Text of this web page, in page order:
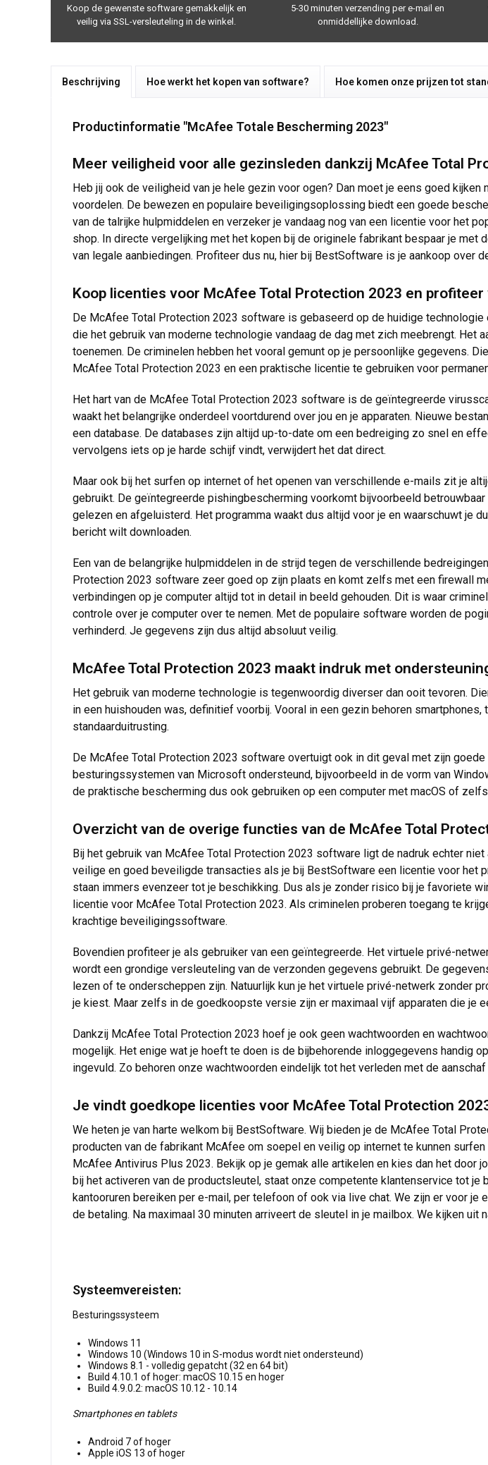
Koop de gewenste software gemakkelijk en
veilig via SSL-versleuteling in de winkel.
5-30 minuten verzending per e-mail en
onmiddellijke download.
Beschrijving Hoe werkt het kopen van software? Hoe komen onze prijzen tot
Productinformatie "McAfee Totale Bescherming 2023"
Meer veiligheid voor alle gezinsleden dankzij McAfee Total
Heb jij ook de veiligheid van je hele gezin voor ogen? Dan moet je eens goed
voordelen. De bewezen en populaire beveiligingsoplossing biedt een goede
van de talrijke hulpmiddelen en verzeker je vandaag nog van een licentie voor het
shop. In directe vergelijking met het kopen bij de originele fabrikant bespaar je
van legale aanbiedingen. Profiteer dus nu, hier bij BestSoftware is je aankoop over
Koop licenties voor McAfee Total Protection 2023 en
De McAfee Total Protection 2023 software is gebaseerd op de huidige
die het gebruik van moderne technologie vandaag de dag met zich meebrengt. Het
toenemen. De criminelen hebben het vooral gemunt op je persoonlijke gegevens.
McAfee Total Protection 2023 en een praktische licentie te gebruiken voor
Het hart van de McAfee Total Protection 2023 software is de geïntegreerde
waakt het belangrijke onderdeel voortdurend over jou en je apparaten. Nieuwe
een database. De databases zijn altijd up-to-date om een bedreiging zo snel en
vervolgens iets op je harde schijf vindt, verwijdert het dat direct.
Maar ook bij het surfen op internet of het openen van verschillende e-mails zit je
gebruikt. De geïntegreerde pishingbescherming voorkomt bijvoorbeeld
gelezen en afgeluisterd. Het programma waakt dus altijd voor je en waarschuwt je
bericht wilt downloaden.
Een van de belangrijke hulpmiddelen in de strijd tegen de verschillende
Protection 2023 software zeer goed op zijn plaats en komt zelfs met een firewall
verbindingen op je computer altijd tot in detail in beeld gehouden. Dit is waar
controle over je computer over te nemen. Met de populaire software worden de
verhinderd. Je gegevens zijn dus altijd absoluut veilig.
McAfee Total Protection 2023 maakt indruk met
Het gebruik van moderne technologie is tegenwoordig diverser dan ooit tevoren.
in een huishouden was, definitief voorbij. Vooral in een gezin behoren
standaarduitrusting.
De McAfee Total Protection 2023 software overtuigt ook in dit geval met zijn
besturingssystemen van Microsoft ondersteund, bijvoorbeeld in de vorm van
de praktische bescherming dus ook gebruiken op een computer met macOS of
Overzicht van de overige functies van de McAfee Total
Bij het gebruik van McAfee Total Protection 2023 software ligt de nadruk echter
veilige en goed beveiligde transacties als je bij BestSoftware een licentie voor het
staan immers evenzeer tot je beschikking. Dus als je zonder risico bij je favoriete
licentie voor McAfee Total Protection 2023. Als criminelen proberen toegang te
krachtige beveiligingssoftware.
Bovendien profiteer je als gebruiker van een geïntegreerde. Het virtuele privé-
wordt een grondige versleuteling van de verzonden gegevens gebruikt. De
lezen of te onderscheppen zijn. Natuurlijk kun je het virtuele privé-netwerk zonder
je kiest. Maar zelfs in de goedkoopste versie zijn er maximaal vijf apparaten die je
Dankzij McAfee Total Protection 2023 hoef je ook geen wachtwoorden en
mogelijk. Het enige wat je hoeft te doen is de bijbehorende inloggegevens handig
ingevuld. Zo behoren onze wachtwoorden eindelijk tot het verleden met de
Je vindt goedkope licenties voor McAfee Total Protection
We heten je van harte welkom bij BestSoftware. Wij bieden je de McAfee Total
producten van de fabrikant McAfee om soepel en veilig op internet te kunnen
McAfee Antivirus Plus 2023. Bekijk op je gemak alle artikelen en kies dan het
bij het activeren van de productsleutel, staat onze competente klantenservice tot
kantooruren bereiken per e-mail, per telefoon of ook via live chat. We zijn er voor
de betaling. Na maximaal 30 minuten arriveert de sleutel in je mailbox. We kijken uit
Systeemvereisten:
Besturingssysteem
Windows 11
Windows 10 (Windows 10 in S-modus wordt niet ondersteund)
Windows 8.1 - volledig gepatcht (32 en 64 bit)
Build 4.10.1 of hoger: macOS 10.15 en hoger
Build 4.9.0.2: macOS 10.12 - 10.14
Smartphones en tablets
Android 7 of hoger
Apple iOS 13 of hoger